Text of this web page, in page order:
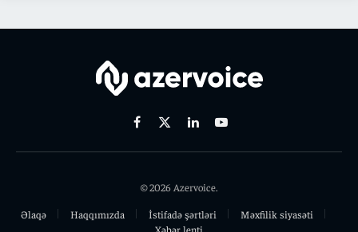
Facebook
X
LinkedinYoutube
© 2026 Azervoice.
Əlaqə
Haqqımızda İstifadə şərtləri
Məxfilik siyasəti
Xəbər lenti